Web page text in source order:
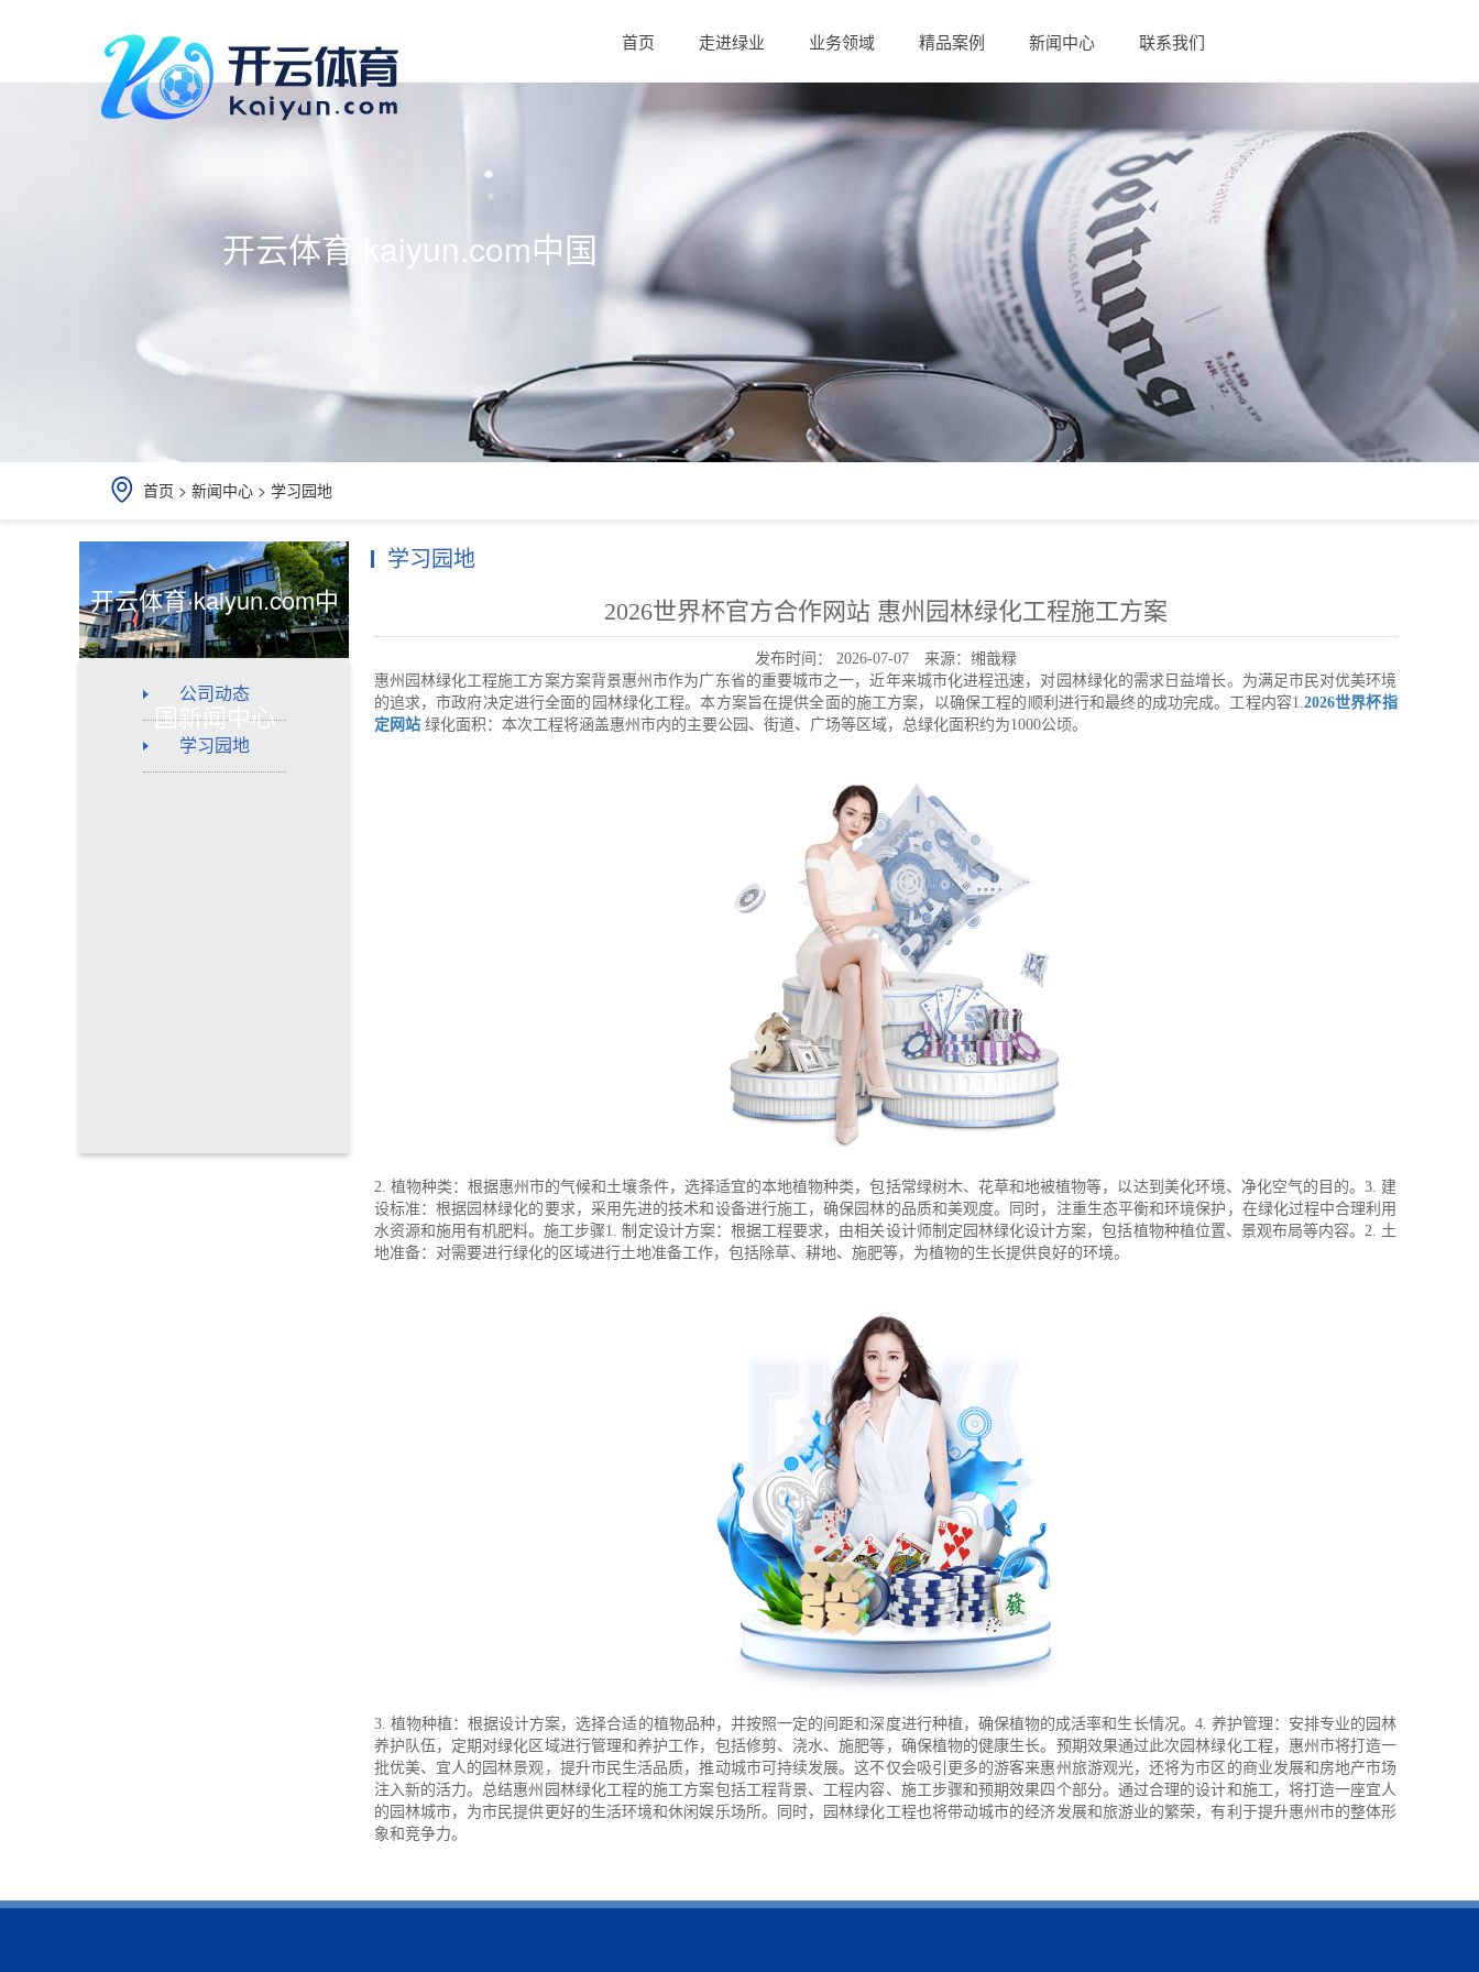
首页 走进绿业 业务领域 精品案例 新闻中心 联系我们
开云体育·kaiyun.com中国
首页 >新闻中心 >学习园地
开云体育·kaiyun.com中
国新闻中心
公司动态
学习园地
学习园地
2026世界杯官方合作网站 惠州园林绿化工程施工方案
发布时间： 2026-07-07来源：缃戠粶
惠州园林绿化工程施工方案方案背景惠州市作为广东省的重要城市之一，近年来城市化进程迅速，对园林绿化的需求日益增长。为满足市民对优美环境
的追求，市政府决定进行全面的园林绿化工程。本方案旨在提供全面的施工方案，以确保工程的顺利进行和最终的成功完成。工程内容1.2026世界杯指
定网站绿化面积：本次工程将涵盖惠州市内的主要公园、街道、广场等区域，总绿化面积约为1000公顷。
2. 植物种类：根据惠州市的气候和土壤条件，选择适宜的本地植物种类，包括常绿树木、花草和地被植物等，以达到美化环境、净化空气的目的。3. 建
设标准：根据园林绿化的要求，采用先进的技术和设备进行施工，确保园林的品质和美观度。同时，注重生态平衡和环境保护，在绿化过程中合理利用
水资源和施用有机肥料。施工步骤1. 制定设计方案：根据工程要求，由相关设计师制定园林绿化设计方案，包括植物种植位置、景观布局等内容。2. 土
地准备：对需要进行绿化的区域进行土地准备工作，包括除草、耕地、施肥等，为植物的生长提供良好的环境。
3. 植物种植：根据设计方案，选择合适的植物品种，并按照一定的间距和深度进行种植，确保植物的成活率和生长情况。4. 养护管理：安排专业的园林
养护队伍，定期对绿化区域进行管理和养护工作，包括修剪、浇水、施肥等，确保植物的健康生长。预期效果通过此次园林绿化工程，惠州市将打造一
批优美、宜人的园林景观，提升市民生活品质，推动城市可持续发展。这不仅会吸引更多的游客来惠州旅游观光，还将为市区的商业发展和房地产市场
注入新的活力。总结惠州园林绿化工程的施工方案包括工程背景、工程内容、施工步骤和预期效果四个部分。通过合理的设计和施工，将打造一座宜人
的园林城市，为市民提供更好的生活环境和休闲娱乐场所。同时，园林绿化工程也将带动城市的经济发展和旅游业的繁荣，有利于提升惠州市的整体形
象和竞争力。